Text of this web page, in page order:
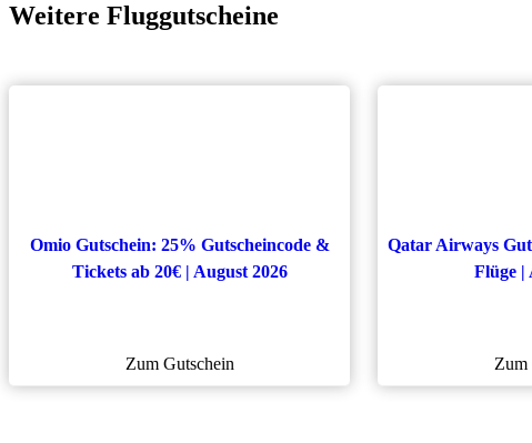
Weitere Fluggutscheine
Omio Gutschein: 25% Gutscheincode &
Tickets ab 20€ | August 2026
Zum Gutschein
Qatar Airways
Flüge |
Zum